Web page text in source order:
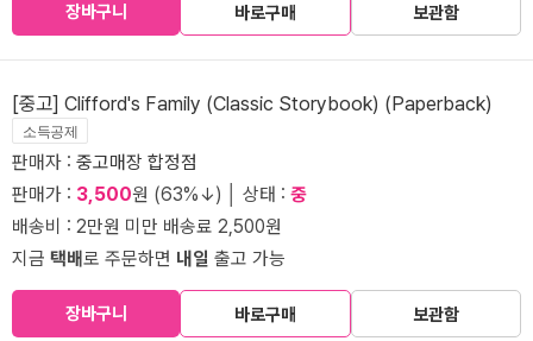
장바구니 바로구매 보관함
[중고] Clifford's Family (Classic Storybook) (Paperback)
소득공제
판매자 : 중고매장 합정점
판매가 : 3,500원 (63%↓) │ 상태 : 중
배송비 : 2만원 미만 배송료 2,500원
지금 택배로 주문하면 내일 출고 가능
장바구니 바로구매 보관함